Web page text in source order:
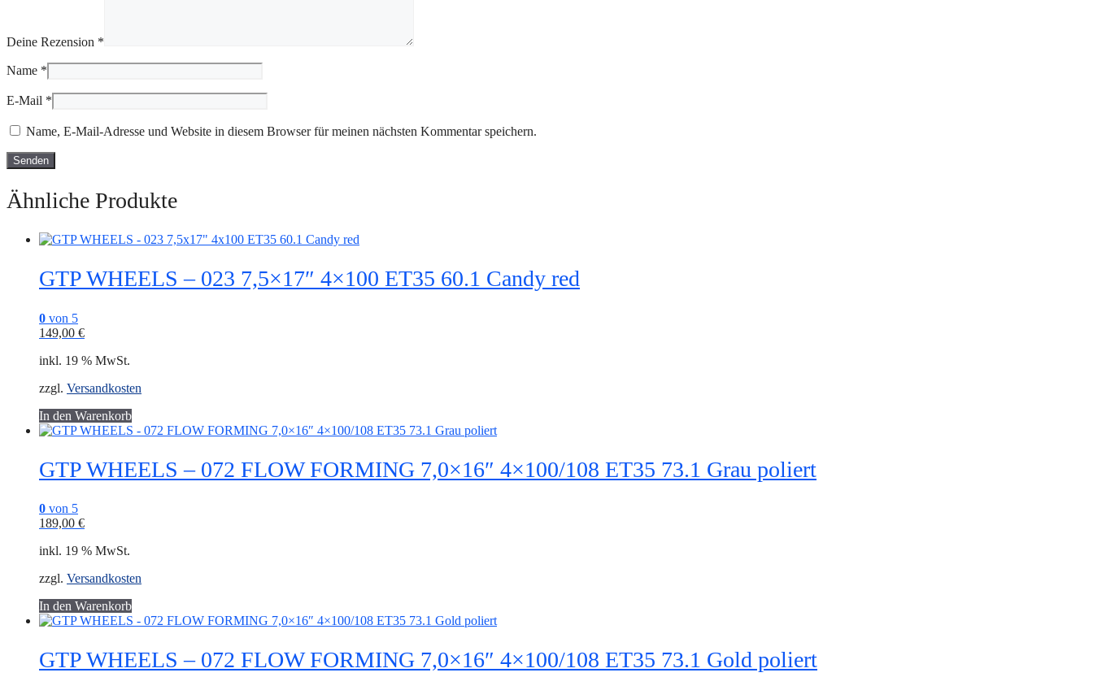
Deine Rezension *
Name *
E-Mail *
Name, E-Mail-Adresse und Website in diesem Browser für meinen nächsten Kommentar speichern.
Ähnliche Produkte
GTP WHEELS – 023 7,5×17″ 4×100 ET35 60.1 Candy red
0 von 5
149,00 €
inkl. 19 % MwSt.
zzgl. Versandkosten
In den Warenkorb
GTP WHEELS – 072 FLOW FORMING 7,0×16″ 4×100/108 ET35 73.1 Grau poliert
0 von 5
189,00 €
inkl. 19 % MwSt.
zzgl. Versandkosten
In den Warenkorb
GTP WHEELS – 072 FLOW FORMING 7,0×16″ 4×100/108 ET35 73.1 Gold poliert